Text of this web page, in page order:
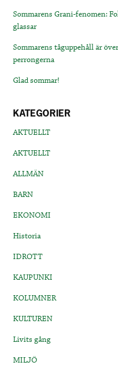
Sommarens Grani-fenomen:
glassar
Sommarens tåguppehåll är
perrongerna
Glad sommar!
KATEGORIER
AKTUELLT
AKTUELLT
ALLMÄN
BARN
EKONOMI
Historia
IDROTT
KAUPUNKI
KOLUMNER
KULTUREN
Livits gång
MILJÖ